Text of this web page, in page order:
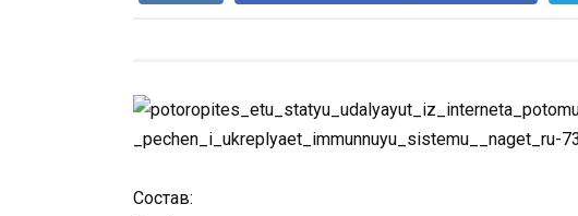
Состав: